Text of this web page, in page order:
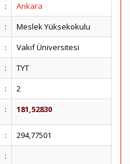
:
Ankara
:
Meslek Yüksekokulu
:
Vakıf Üniversitesi
:
TYT
:
2
: 181,52830
:
294,77501
: